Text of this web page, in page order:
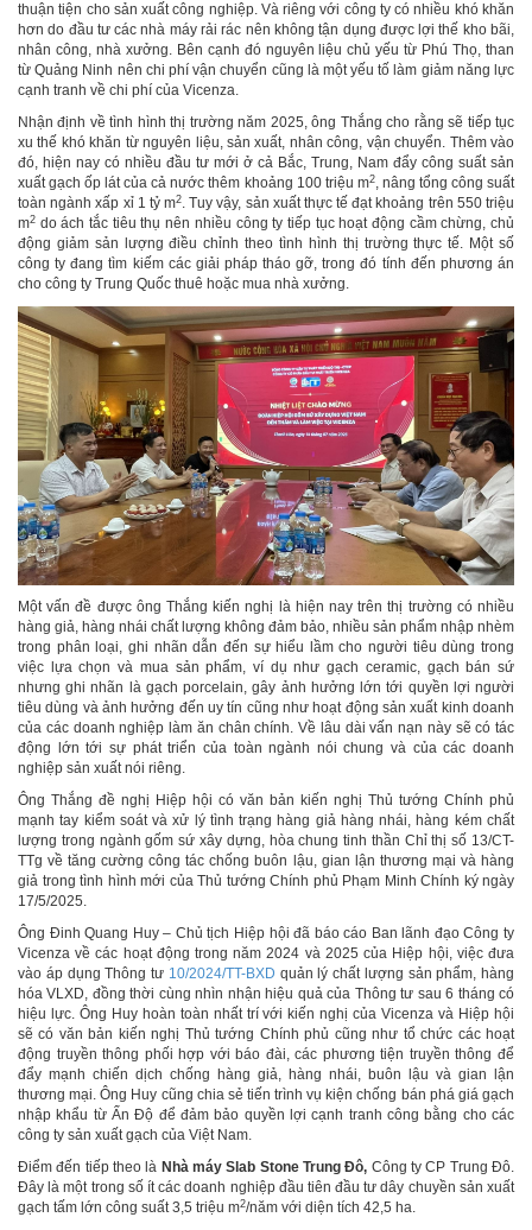
thuận tiện cho sản xuất công nghiệp. Và riêng với công ty có nhiều khó khăn
hơn do đầu tư các nhà máy rải rác nên không tận dụng được lợi thế kho bãi,
nhân công, nhà xưởng. Bên cạnh đó nguyên liệu chủ yếu từ Phú Thọ, than
từ Quảng Ninh nên chi phí vận chuyển cũng là một yếu tố làm giảm năng lực
cạnh tranh về chi phí của Vicenza.
Nhận định về tình hình thị trường năm 2025, ông Thắng cho rằng sẽ tiếp tục
xu thế khó khăn từ nguyên liệu, sản xuất, nhân công, vận chuyển. Thêm vào
đó, hiện nay có nhiều đầu tư mới ở cả Bắc, Trung, Nam đẩy công suất sản
xuất gạch ốp lát của cả nước thêm khoảng 100 triệu m2, nâng tổng công suất
toàn ngành xấp xỉ 1 tỷ m2. Tuy vậy, sản xuất thực tế đạt khoảng trên 550 triệu
m2 do ách tắc tiêu thụ nên nhiều công ty tiếp tục hoạt động cầm chừng, chủ
động giảm sản lượng điều chỉnh theo tình hình thị trường thực tế. Một số
công ty đang tìm kiếm các giải pháp tháo gỡ, trong đó tính đến phương án
cho công ty Trung Quốc thuê hoặc mua nhà xưởng.
Một vấn đề được ông Thắng kiến nghị là hiện nay trên thị trường có nhiều
hàng giả, hàng nhái chất lượng không đảm bảo, nhiều sản phẩm nhập nhèm
trong phân loại, ghi nhãn dẫn đến sự hiểu lầm cho người tiêu dùng trong
việc lựa chọn và mua sản phẩm, ví dụ như gạch ceramic, gạch bán sứ
nhưng ghi nhãn là gạch porcelain, gây ảnh hưởng lớn tới quyền lợi người
tiêu dùng và ảnh hưởng đến uy tín cũng như hoạt động sản xuất kinh doanh
của các doanh nghiệp làm ăn chân chính. Về lâu dài vấn nạn này sẽ có tác
động lớn tới sự phát triển của toàn ngành nói chung và của các doanh
nghiệp sản xuất nói riêng.
Ông Thắng đề nghị Hiệp hội có văn bản kiến nghị Thủ tướng Chính phủ
mạnh tay kiểm soát và xử lý tình trạng hàng giả hàng nhái, hàng kém chất
lượng trong ngành gốm sứ xây dựng, hòa chung tinh thần Chỉ thị số 13/CT-
TTg về tăng cường công tác chống buôn lậu, gian lận thương mại và hàng
giả trong tình hình mới của Thủ tướng Chính phủ Phạm Minh Chính ký ngày
17/5/2025.
Ông Đinh Quang Huy – Chủ tịch Hiệp hội đã báo cáo Ban lãnh đạo Công ty
Vicenza về các hoạt động trong năm 2024 và 2025 của Hiệp hội, việc đưa
vào áp dụng Thông tư 10/2024/TT-BXD quản lý chất lượng sản phẩm, hàng
hóa VLXD, đồng thời cùng nhìn nhận hiệu quả của Thông tư sau 6 tháng có
hiệu lực. Ông Huy hoàn toàn nhất trí với kiến nghị của Vicenza và Hiệp hội
sẽ có văn bản kiến nghị Thủ tướng Chính phủ cũng như tổ chức các hoạt
động truyền thông phối hợp với báo đài, các phương tiện truyền thông để
đẩy mạnh chiến dịch chống hàng giả, hàng nhái, buôn lậu và gian lận
thương mại. Ông Huy cũng chia sẻ tiến trình vụ kiện chống bán phá giá gạch
nhập khẩu từ Ấn Độ để đảm bảo quyền lợi cạnh tranh công bằng cho các
công ty sản xuất gạch của Việt Nam.
Điểm đến tiếp theo là Nhà máy Slab Stone Trung Đô, Công ty CP Trung Đô.
Đây là một trong số ít các doanh nghiệp đầu tiên đầu tư dây chuyền sản xuất
gạch tấm lớn công suất 3,5 triệu m2/năm với diện tích 42,5 ha.